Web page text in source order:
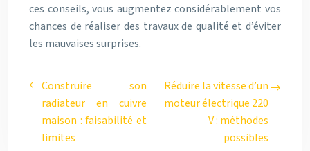
ces conseils, vous augmentez considérablement vos
chances de réaliser des travaux de qualité et d’éviter
les mauvaises surprises.
Construire son
radiateur en cuivre
maison : faisabilité et
limites
Réduire la vitesse d’un
moteur électrique 220
V : méthodes
possibles